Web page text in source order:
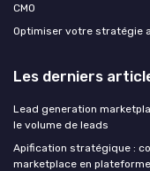
CMO
Optimiser votre stratégie
Les derniers
Lead generation
le volume de leads
Apification stratégique :
marketplace en